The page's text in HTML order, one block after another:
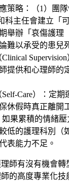
策略：（1）
團
科主任會建立「
舉辦「哀傷護理
難以承受的患兒
Supervision
提供和心理師的
Care）
：定期
休假時真正離開
如果累積的情緒
低的護理科別（
表能力不足。
師有沒有機會
的高度專業化